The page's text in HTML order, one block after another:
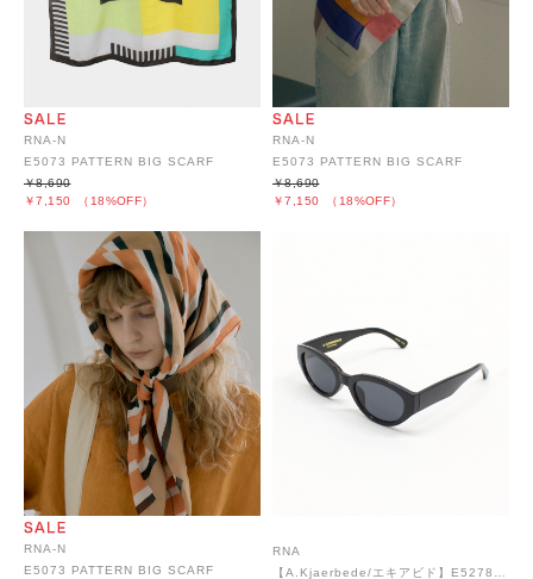
RNA-N
E5073 PATTERN BIG SCARF
￥7,150 （18%OFF）
￥8,690
RNA-N
E5073 PATTERN BIG SCARF
￥7,150 （18%OFF）
￥8,690
RNA-N
E5073 PATTERN BIG SCARF
RNA